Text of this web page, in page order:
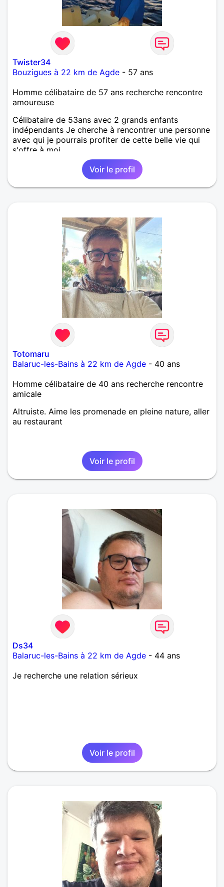
Twister34
Bouzigues à 22 km de Agde - 57 ans
Homme célibataire de 57 ans recherche rencontre
amoureuse
Célibataire de 53ans avec 2 grands enfants
indépendants Je cherche à rencontrer une personne
avec qui je pourrais profiter de cette belle vie qui
s'offre à moi
Voir le profil
Totomaru
Balaruc-les-Bains à 22 km de Agde - 40 ans
Homme célibataire de 40 ans recherche rencontre
amicale
Altruiste. Aime les promenade en pleine nature, aller
au restaurant
Voir le profil
Ds34
Balaruc-les-Bains à 22 km de Agde - 44 ans
Je recherche une relation sérieux
Voir le profil